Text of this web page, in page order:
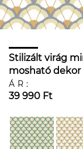
Stilizált virág
mosható
ÁR:
39 990 Ft